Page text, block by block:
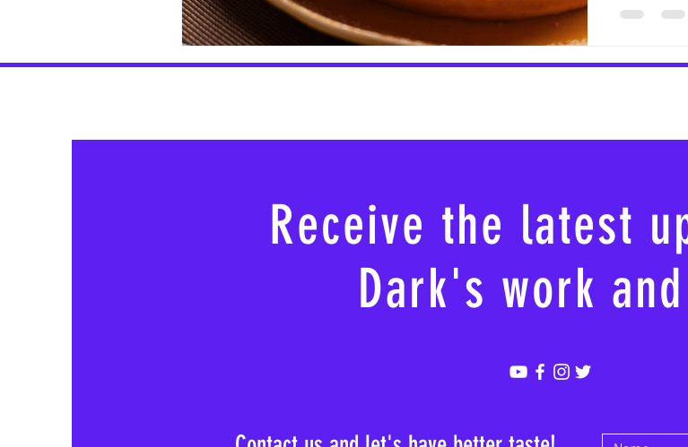
Receive the latest
Dark's work